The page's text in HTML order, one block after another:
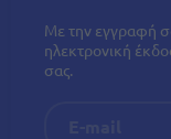
Με την εγγραφή
ηλεκτρονική
σας.